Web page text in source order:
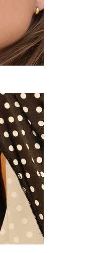
iš titano